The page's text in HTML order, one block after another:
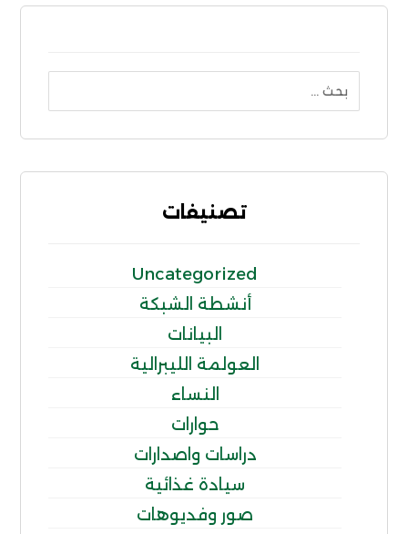
تصنيفات
Uncategorized
أنشطة الشبكة
البيانات
العولمة الليبرالية
النساء
حوارات
دراسات واصدارات
سيادة غذائية
صور وفديوهات